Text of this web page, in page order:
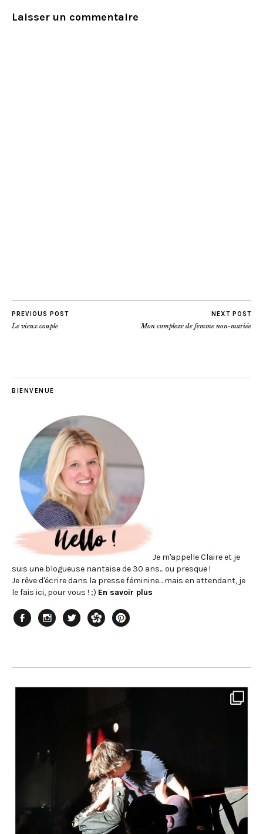
Laisser un commentaire
PREVIOUS POST
Le vieux couple
NEXT POST
Mon complexe de femme non-mariée
BIENVENUE
Je m'appelle Claire et je
suis une blogueuse nantaise de 30 ans... ou presque !
Je rêve d'écrire dans la presse féminine... mais en attendant, je
le fais ici, pour vous ! ;) En savoir plus